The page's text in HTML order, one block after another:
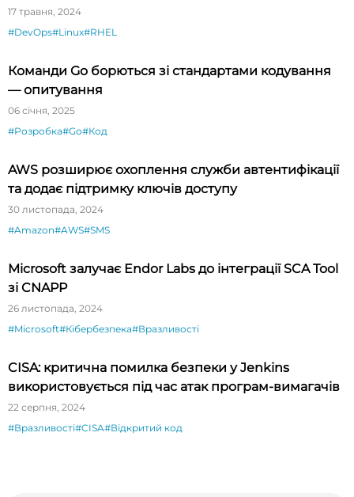
17 травня, 2024
#DevOps#Linux#RHEL
Команди Go борються зі стандартами кодування
— опитування
06 січня, 2025
#Розробка#Go#Код
AWS розширює охоплення служби автентифікації
та додає підтримку ключів доступу
30 листопада, 2024
#Amazon#AWS#SMS
Microsoft залучає Endor Labs до інтеграції SCA Tool
зі CNAPP
26 листопада, 2024
#Microsoft#Кібербезпека#Вразливості
CISA: критична помилка безпеки у Jenkins
використовується під час атак програм-вимагачів
22 серпня, 2024
#Вразливості#CISA#Відкритий код